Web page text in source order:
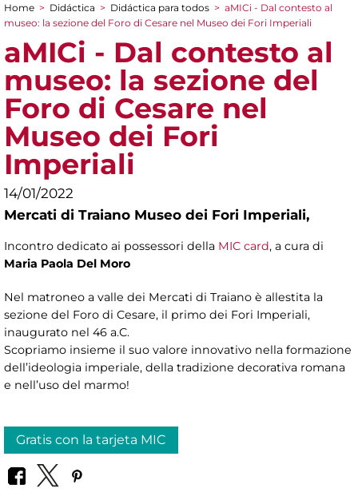
You are here
Home > Didáctica > Didáctica para todos > aMICi - Dal contesto al
museo: la sezione del Foro di Cesare nel Museo dei Fori Imperiali
aMICi - Dal contesto al
museo: la sezione del
Foro di Cesare nel
Museo dei Fori
Imperiali
14/01/2022
Mercati di Traiano Museo dei Fori Imperiali,
Incontro dedicato ai possessori della MIC card, a cura di
Maria Paola Del Moro
Nel matroneo a valle dei Mercati di Traiano è allestita la
sezione del Foro di Cesare, il primo dei Fori Imperiali,
inaugurato nel 46 a.C.
Scopriamo insieme il suo valore innovativo nella formazione
dell’ideologia imperiale, della tradizione decorativa romana
e nell’uso del marmo!
Gratis con la tarjeta MIC